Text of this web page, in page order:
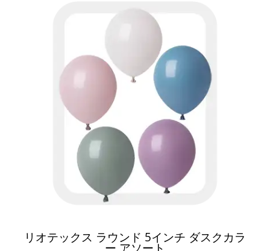
リオテックス ラウンド 5インチ ダスクカラ
ー アソート